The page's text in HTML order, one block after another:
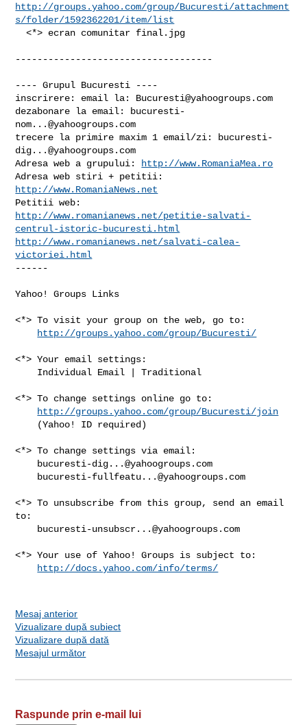
http://groups.yahoo.com/group/Bucuresti/attachment
s/folder/1592362201/item/list
  <*> ecran comunitar final.jpg
------------------------------------
---- Grupul Bucuresti ----
inscrirere: email la: Bucuresti@yahoogroups.com
dezabonare la email:
bucuresti-
nom...@yahoogroups.com
trecere la primire maxim 1 email/zi:
bucuresti-
dig...@yahoogroups.com
Adresa web a grupului:
http://www.RomaniaMea.ro
http://www.RomaniaNews.net
http://www.romanianews.net/petitie-salvati-
centrul-istoric-bucuresti.html
http://www.romanianews.net/salvati-calea-
victoriei.html
------
Yahoo! Groups Links
<*> To visit your group on the web, go to:
http://groups.yahoo.com/group/Bucuresti/
<*> Your email settings:
<*> To change settings online go to:
http://groups.yahoo.com/group/Bucuresti/join
<*> To change settings via email:
bucuresti-dig...@yahoogroups.com
bucuresti-fullfeatu...@yahoogroups.com
<*> To unsubscribe from this group, send an email
to:
bucuresti-unsubscr...@yahoogroups.com
<*> Your use of Yahoo! Groups is subject to:
http://docs.yahoo.com/info/terms/
Mesaj anterior
Vizualizare după subiect
Vizualizare după dată
Mesajul următor
Raspunde prin e-mail lui